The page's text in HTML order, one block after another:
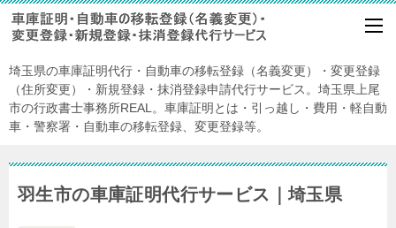
埼玉県の車庫証明代行・自動車の移転登録（名義変更）・変更登録
（住所変更）・新規登録・抹消登録申請代行サービス。埼玉県上尾
市の行政書士事務所REAL。車庫証明とは・引っ越し・費用・軽自動
車・警察署・自動車の移転登録、変更登録等。
羽生市の車庫証明代行サービス｜埼玉県